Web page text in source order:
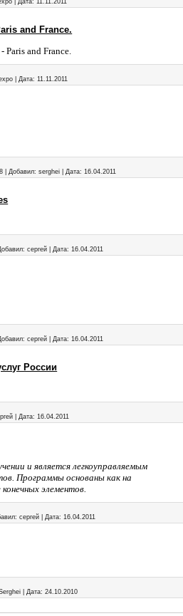
and France.
and France.
Дата: 11.11.2011
Добавил: serghei Дата: 16.04.2011
сергей Дата: 16.04.2011
сергей Дата: 16.04.2011
России
Дата: 16.04.2011
и является легкоуправляемым
Программы основаны как на
элементов.
сергей Дата: 16.04.2011
Дата: 24.10.2010